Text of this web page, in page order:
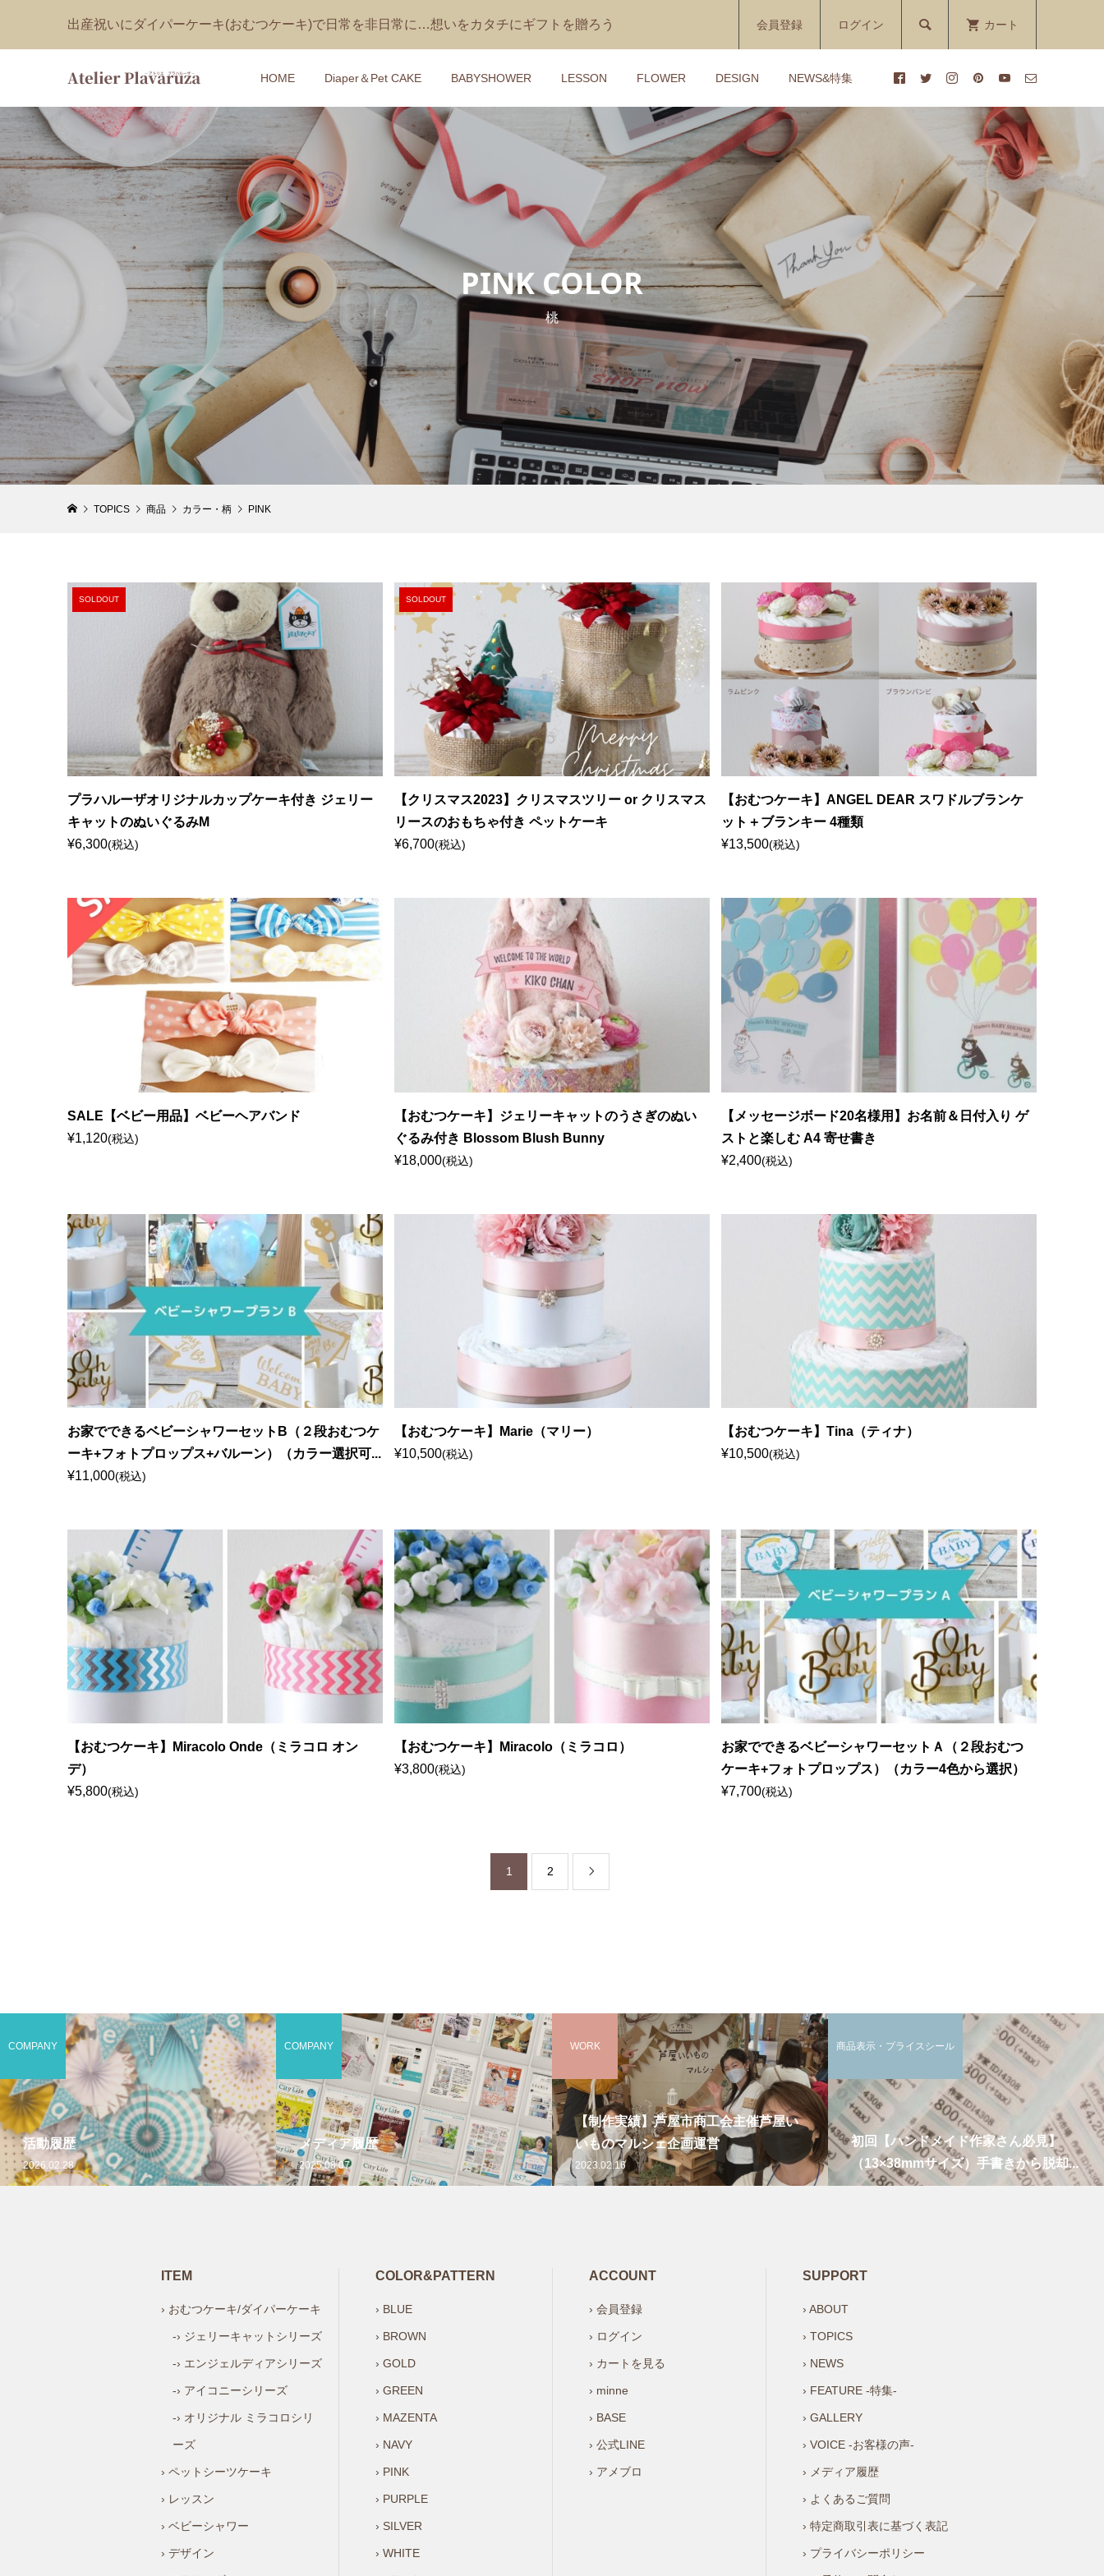
出産祝いにダイパーケーキ(おむつケーキ)で日常を非日常に…想いをカタチにギフトを贈ろう 会員登録 ログイン  カート
HOME Diaper＆Pet CAKE BABYSHOWER LESSON FLOWER DESIGN NEWS&特集
【おむつケーキ】動画レッス
ン付き♡手作りおむつケーキ
キット
¥5,500
【おむつケーキ】ジェリーキ
ャットのうさぎのぬいぐるみ
付き Blossom Blush Bunny
¥18,000 (税込)
【おむつケーキ】Miracolo
Onde（ミラコロ オンデ）
¥5,800
【おむつケーキ】IKONIHの
おもちゃ付きAIR
PLANE（エアープレイン）
¥9,240 (税込)
【おむつケーキ】 クラウンニ
ット帽付きダイパーケーキ
COCOFAIRY（コオフェア...
¥3,800(税込)
【ペットシーツケーキ】 デン
タルケアおもちゃ付き
¥7,400
【おむつケーキ】ジェリーキ
ャット うさぎのぬいぐるみ付
き ダイパーケーキ Twinkle
¥9,570(税込)
【おむつケーキ】ジェリーキ
ャット さるのぬいぐるみ付き
ダイパーケーキ Bashful M...
¥9,500(税込)
【おむつケーキ】IKONIHの
ひのきのガラガラ付き
Claire（クレア）
¥9,570(税込)
【1DAYレッスン】花冠＆マ
タニティサッシュベ ルト講座
¥418 ～ ¥13,200 (税込)
【1DAYレッスン】クラフト
装飾講座
¥7,700 (税込)
【1DAYレッスン】三輪車ダ
イパーケーキ講座
¥170 ～ ¥17,930
【1DAYレッスン】１段らせ
ん型ぬいぐるみのせダイパー
ケーキ講座
¥170 ～ ¥12,100
【1DAYレッスン】ペットシ
ーツケーキ講座
¥400 ～ ¥13,000
【おむつケーキ】動画レッス
ン付き♡手作りおむつケーキ
¥5,500
【1DAYレッスン】パーティ
装飾技法＆ゲーム
¥16,500 (税込)
【1DAYレッスン】ベビーシ
ャワーアンバサダー講座
¥7,150 ～ ¥9,900 (税込)
【1Dayレッスン】２段らせ
ん型フラワーブーケ付きダイ
パーケーキ講座
¥170 ～ ¥14,300 (税込)
PINK COLOR
桃
TOPICS 商品 カラー・柄 PINK
SOLDOUT
プラハルーザオリジナルカップケーキ付き ジェリー
キャットのぬいぐるみM
¥6,300(税込)
SOLDOUT
【クリスマス2023】クリスマスツリー or クリスマス
リースのおもちゃ付き ペットケーキ
¥6,700(税込)
【おむつケーキ】ANGEL DEAR スワドルブランケ
ット＋ブランキー 4種類
¥13,500(税込)
SALE【ベビー用品】ベビーヘアバンド
¥1,120(税込)
【おむつケーキ】ジェリーキャットのうさぎのぬい
ぐるみ付き Blossom Blush Bunny
¥18,000(税込)
【メッセージボード20名様用】お名前＆日付入り ゲ
ストと楽しむ A4 寄せ書き
¥2,400(税込)
お家でできるベビーシャワーセットB（２段おむつケ
ーキ+フォトプロップス+バルーン）（カラー選択可...
¥11,000(税込)
【おむつケーキ】Marie（マリー）
¥10,500(税込)
【おむつケーキ】Tina（ティナ）
¥10,500(税込)
【おむつケーキ】Miracolo Onde（ミラコロ オン
デ）
¥5,800(税込)
【おむつケーキ】Miracolo（ミラコロ）
¥3,800(税込)
お家でできるベビーシャワーセットＡ（２段おむつ
ケーキ+フォトプロップス）（カラー4色から選択）
¥7,700(税込)
1 2 
活動履歴
2026.02.28
COMPANY
メディア履歴
2025.08.07
COMPANY
【制作実績】芦屋市商工会主催芦屋い
いものマルシェ企画運営
2023.02.16
WORK
初回【ハンドメイド作家さん必見】
（13×38mmサイズ）手書きから脱却...
商品表示・プライスシール
ITEM
› おむつケーキ/ダイパーケーキ
-› ジェリーキャットシリーズ
-› エンジェルディアシリーズ
-› アイコニーシリーズ
-› オリジナル ミラコロシリ
ーズ
› ペットシーツケーキ
› レッスン
› ベビーシャワー
› デザイン
COLOR&PATTERN
› BLUE
› BROWN
› GOLD
› GREEN
› MAZENTA
› NAVY
› PINK
› PURPLE
› SILVER
› WHITE
ACCOUNT
› 会員登録
› ログイン
› カートを見る
› minne
› BASE
› 公式LINE
› アメブロ
SUPPORT
› ABOUT
› TOPICS
› NEWS
› FEATURE -特集-
› GALLERY
› VOICE -お客様の声-
› メディア履歴
› よくあるご質問
› 特定商取引表に基づく表記
› プライバシーポリシー